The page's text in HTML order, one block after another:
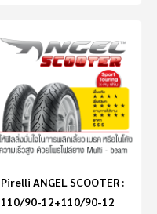
Pirelli ANGEL SCOOTER :
110/90-12+110/90-12